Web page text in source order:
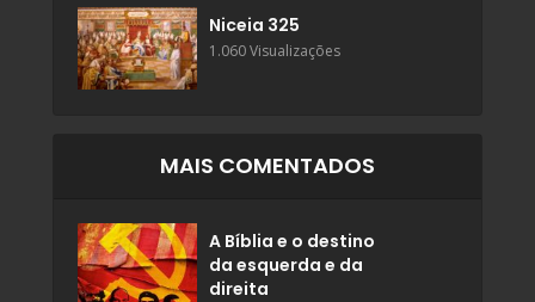
Niceia 325
1.060 Visualizações
MAIS COMENTADOS
A Bíblia e o destino
da esquerda e da
direita